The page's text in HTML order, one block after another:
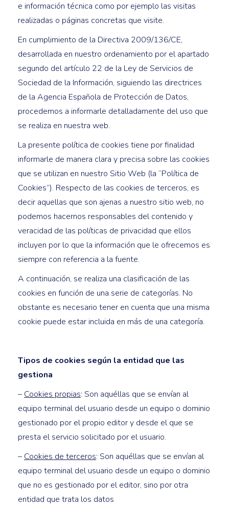
e información técnica como por ejemplo las visitas
realizadas o páginas concretas que visite.
En cumplimiento de la Directiva 2009/136/CE,
desarrollada en nuestro ordenamiento por el apartado
segundo del artículo 22 de la Ley de Servicios de
Sociedad de la Información, siguiendo las directrices
de la Agencia Española de Protección de Datos,
procedemos a informarle detalladamente del uso que
se realiza en nuestra web.
La presente política de cookies tiene por finalidad
informarle de manera clara y precisa sobre las cookies
que se utilizan en nuestro Sitio Web (la “Política de
Cookies”). Respecto de las cookies de terceros, es
decir aquellas que son ajenas a nuestro sitio web, no
podemos hacernos responsables del contenido y
veracidad de las políticas de privacidad que ellos
incluyen por lo que la información que le ofrecemos es
siempre con referencia a la fuente.
A continuación, se realiza una clasificación de las
cookies en función de una serie de categorías. No
obstante es necesario tener en cuenta que una misma
cookie puede estar incluida en más de una categoría.
Tipos de cookies según la entidad que las
gestiona
– Cookies propias: Son aquéllas que se envían al
equipo terminal del usuario desde un equipo o dominio
gestionado por el propio editor y desde el que se
presta el servicio solicitado por el usuario.
– Cookies de terceros: Son aquéllas que se envían al
equipo terminal del usuario desde un equipo o dominio
que no es gestionado por el editor, sino por otra
entidad que trata los datos